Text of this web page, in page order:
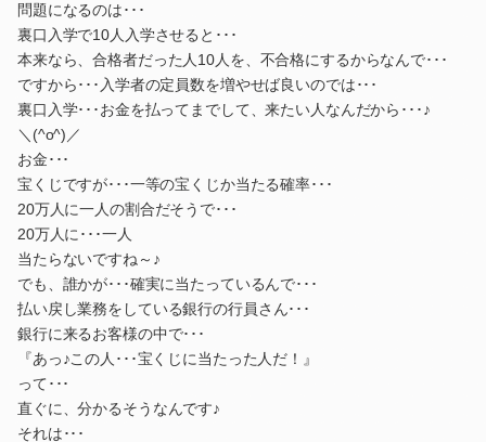
問題になるのは･･･
裏口入学で10人入学させると･･･
本来なら、合格者だった人10人を、不合格にするからなんで･･･
ですから･･･入学者の定員数を増やせば良いのでは･･･
裏口入学･･･お金を払ってまでして、来たい人なんだから･･･♪
＼(^o^)／
お金･･･
宝くじですが･･･一等の宝くじか当たる確率･･･
20万人に一人の割合だそうで･･･
20万人に･･･一人
当たらないですね～♪
でも、誰かが･･･確実に当たっているんで･･･
払い戻し業務をしている銀行の行員さん･･･
銀行に来るお客様の中で･･･
『あっ♪この人･･･宝くじに当たった人だ！』
って･･･
直ぐに、分かるそうなんです♪
それは･･･